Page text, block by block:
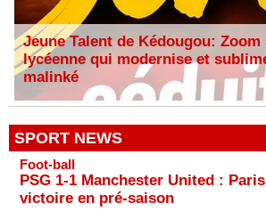
Jeune Talent de Kédougou:
lycéenne qui modernise et
malinké
SPORT NEWS
Foot-ball
PSG 1-1 Manchester United :
victoire en pré-saison